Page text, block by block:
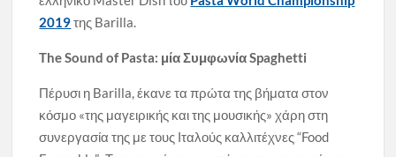
2019της Barilla.
The Sound of Pasta: μία Συμφωνία Spaghetti
Πέρυσι η Barilla, έκανε τα πρώτα της βήματα στον
κόσμο «της μαγειρικής και της μουσικής» χάρη στη
συνεργασία της με τους Ιταλούς καλλιτέχνες “Food